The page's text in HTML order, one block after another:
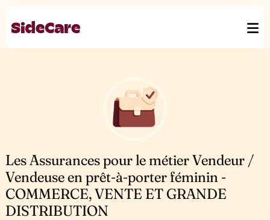
Les Assurances pour le métier Vendeur /
Vendeuse en prêt-à-porter féminin -
COMMERCE, VENTE ET GRANDE
DISTRIBUTION